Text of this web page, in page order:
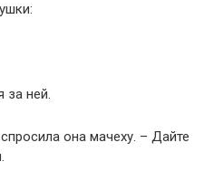
за ней.
она мачеху. – Дайте